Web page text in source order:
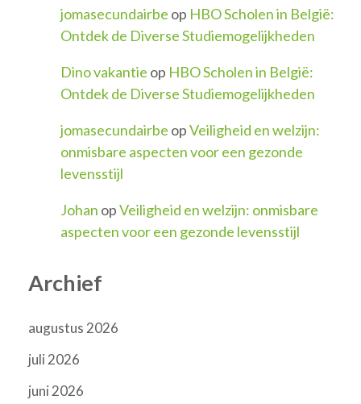
jomasecundairbe op HBO Scholen in België:
Ontdek de Diverse Studiemogelijkheden
Dino vakantie op HBO Scholen in België:
Ontdek de Diverse Studiemogelijkheden
jomasecundairbe opVeiligheid en welzijn:
onmisbare aspecten voor een gezonde
levensstijl
Johan opVeiligheid en welzijn: onmisbare
aspecten voor een gezonde levensstijl
Archief
augustus 2026
juli 2026
juni 2026